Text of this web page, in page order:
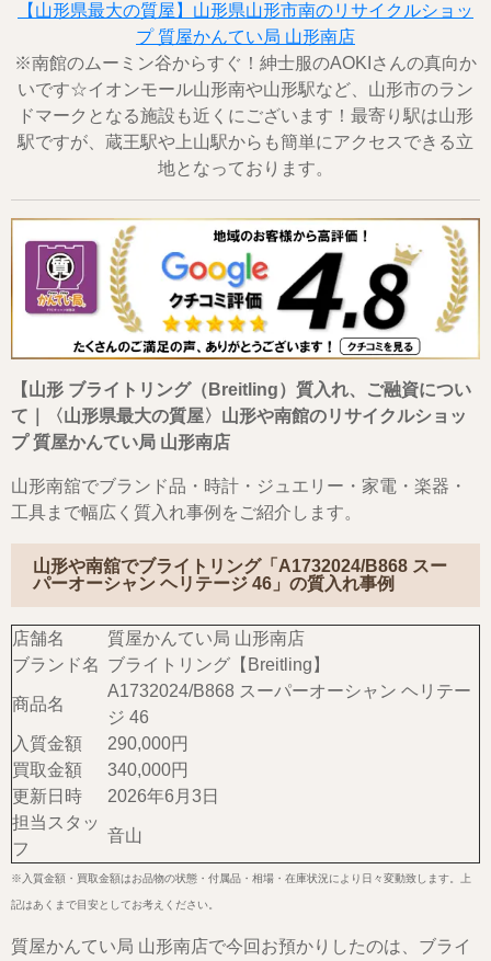
【山形県最大の質屋】山形県山形市南のリサイクルショッ
プ 質屋かんてい局 山形南店
※南館のムーミン谷からすぐ！紳士服のAOKIさんの真向か
いです☆イオンモール山形南や山形駅など、山形市のラン
ドマークとなる施設も近くにございます！最寄り駅は山形
駅ですが、蔵王駅や上山駅からも簡単にアクセスできる立
地となっております。
【山形 ブライトリング（Breitling）質入れ、ご融資につい
て｜〈山形県最大の質屋〉山形や南館のリサイクルショッ
プ 質屋かんてい局 山形南店
山形南舘でブランド品・時計・ジュエリー・家電・楽器・
工具まで幅広く質入れ事例をご紹介します。
山形や南舘でブライトリング「A1732024/B868 スー
パーオーシャン ヘリテージ 46」の質入れ事例
店舗名
質屋かんてい局 山形南店
ブランド名 ブライトリング【Breitling】
商品名
A1732024/B868 スーパーオーシャン ヘリテー
ジ 46
入質金額
290,000円
買取金額
340,000円
更新日時
2026年6月3日
担当スタッ
フ
音山
※入質金額・買取金額はお品物の状態・付属品・相場・在庫状況により日々変動致します。上
記はあくまで目安としてお考えください。
質屋かんてい局 山形南店で今回お預かりしたのは、ブライ